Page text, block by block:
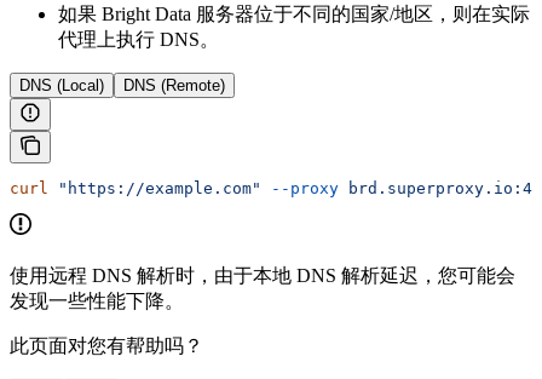
如果 Bright Data 服务器位于不同的国家/地区，则在实际
代理上执行 DNS。
DNS (Local) DNS (Remote)
curl "https://example.com" --proxy
使用远程 DNS 解析时，由于本地 DNS 解析延迟，您可能会
发现一些性能下降。
此页面对您有帮助吗？